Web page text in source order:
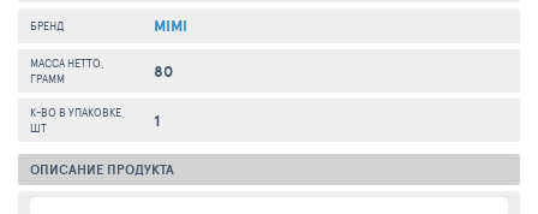
БРЕНД MIMI
МАССА НЕТТО,
ГРАММ
80
К-ВО В УПАКОВКЕ,
ШТ
1
ОПИСАНИЕ ПРОДУКТА